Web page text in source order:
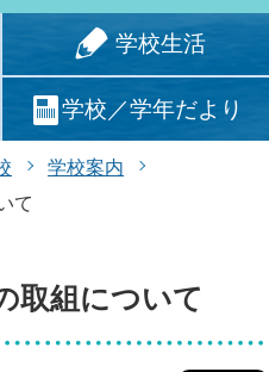
学校生活
学校／学年だより
学校案内
て
取組について